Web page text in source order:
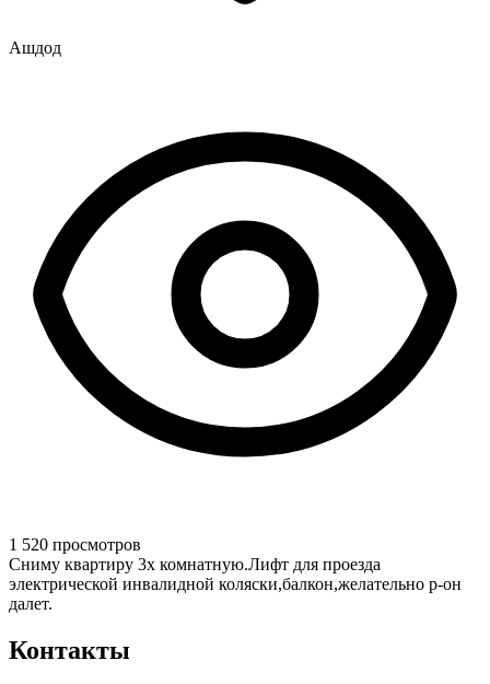
Ашдод
1 520 просмотров
Сниму квартиру 3х комнатную.Лифт для проезда
электрической инвалидной коляски,балкон,желательно р-он
далет.
Контакты